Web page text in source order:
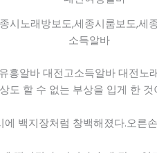
시노래방보도,세종시룸보도,세
소득알바
흥알바 대전고소득알바 대전노
도 할 수 없는 부상을 입게 한
에 백지장처럼 창백해졌다.오른